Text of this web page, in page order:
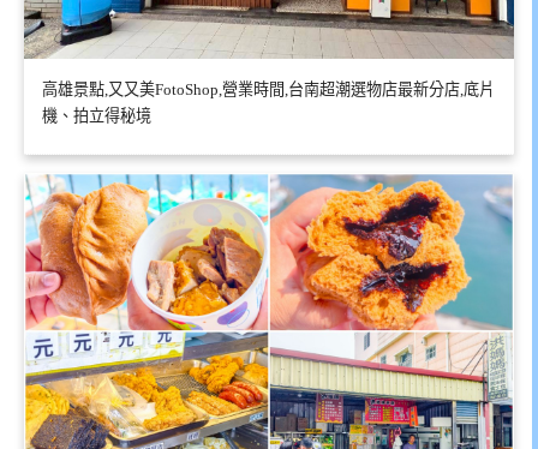
高雄景點,又又美FotoShop,營業時間,台南超潮選物店最新分店,底片
機、拍立得秘境